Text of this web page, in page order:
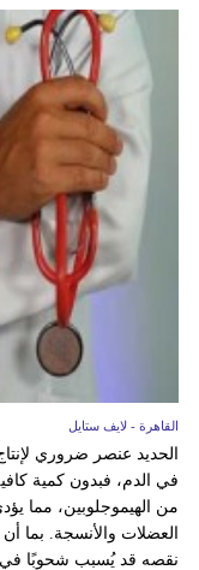
القاهرة - لايف ستايل
الحديد عنصر ضروري
في الدم، فبدون كمية
من الهيموجلوبين، مما
العضلات والأنسجة. بما أن
نقصه قد يُسبب شحوبًا في